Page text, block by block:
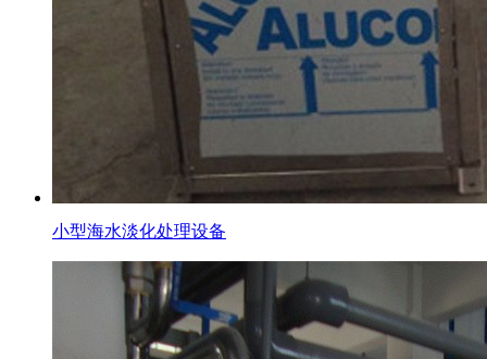
小型海水淡化处理设备